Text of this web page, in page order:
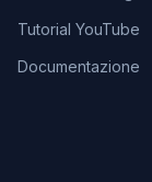
Tutorial YouTube
Documentazione